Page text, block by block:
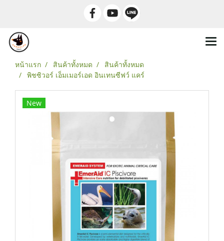
หน้าแรก สินค้าทั้งหมด
สินค้าทั้งหมด
พิชซิวอร์ เอ็มเมอร์เอด อินเทนซีฟว์ แคร์
New